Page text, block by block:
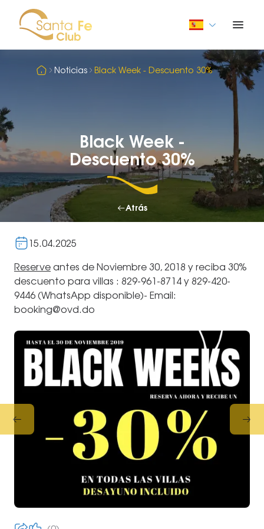
Noticias Black Week - Descuento 30%
Black Week -
Descuento 30%
Atrás
15.04.2025
Reserve antes de Noviembre 30, 2018 y reciba 30%
descuento para villas : 829-961-8714 y 829-420-
9446 (WhatsApp disponible)- Email:
booking@ovd.do